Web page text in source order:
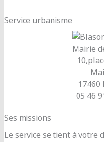
Service urbanisme
Mairie
17460
05 46
Ses missions
Le service se tient à votre